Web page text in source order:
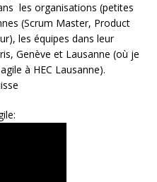
les organisations (petites
(Scrum Master, Product
les équipes dans leur
Genève et Lausanne (où je
à HEC Lausanne).